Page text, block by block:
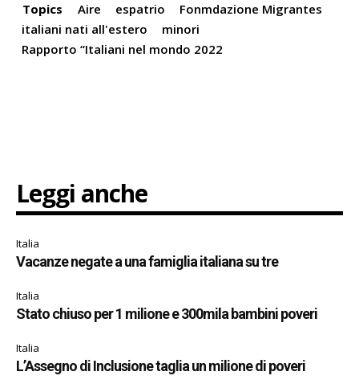
Topics Aire espatrio
Fonmdazione Migrantes
italiani nati all'estero
minori
Rapporto “Italiani nel mondo 2022
Leggi anche
Italia
Vacanze negate a una famiglia italiana su tre
Italia
Stato chiuso per 1 milione e 300mila bambini poveri
Italia
L’Assegno di Inclusione taglia un milione di poveri